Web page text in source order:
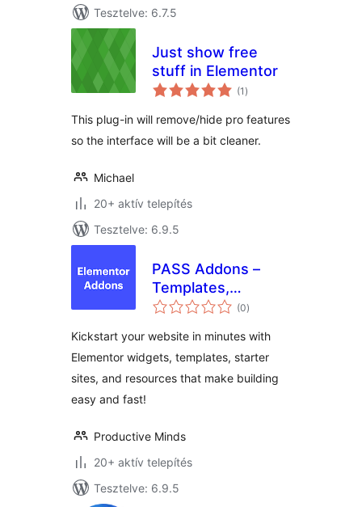
Tesztelve: 6.7.5
Just show free
stuff in Elementor
(1 értékelés
összesen
)
This plug-in will remove/hide pro features
so the interface will be a bit cleaner.
Michael
20+ aktív telepítés
Tesztelve: 6.9.5
PASS Addons –
Templates,
Widgets, and
Elementor
(0értékelés
összesen
)
Kickstart your website in minutes with
Elementor widgets, templates, starter
sites, and resources that make building
easy and fast!
Productive Minds
20+ aktív telepítés
Tesztelve: 6.9.5